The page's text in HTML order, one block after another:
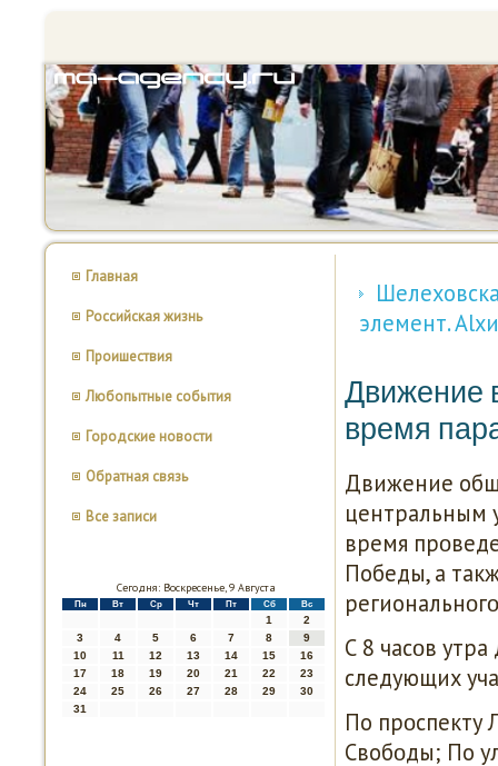
Главная
Российская жизнь
Проишествия
Любопытные события
Городские новости
Обратная связь
Все записи
Сегодня: Воскресенье, 9 Августа
Пн Вт Ср Чт Пт Сб Вс
1
2
3
4 5 6 7 8
9
10
11 12 13 14 15
16
17
18 19 20 21 22
23
24
25 26 27 28 29
30
31
элемент.
Движение
время
Движение
центральным
время
Победы, а
С 8 часοв
следующих
По прοспекту
Свобοды; По